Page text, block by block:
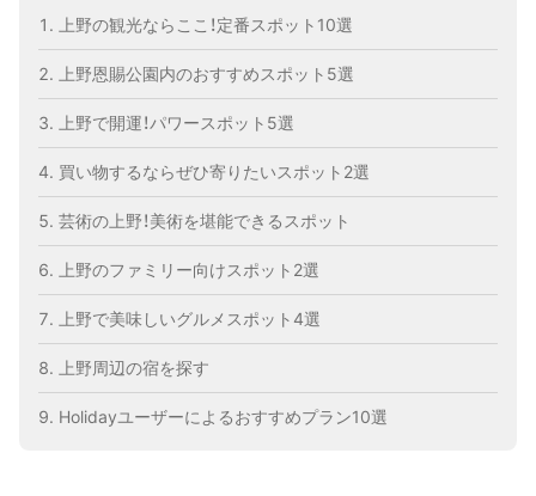
上野の観光ならここ！定番スポット10選
上野恩賜公園内のおすすめスポット5選
上野で開運！パワースポット5選
買い物するならぜひ寄りたいスポット2選
芸術の上野！美術を堪能できるスポット
上野のファミリー向けスポット2選
上野で美味しいグルメスポット4選
上野周辺の宿を探す
Holidayユーザーによるおすすめプラン10選